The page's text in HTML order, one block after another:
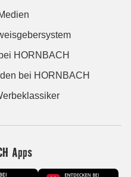
HORNBACH
bei HORNBACH
Apps